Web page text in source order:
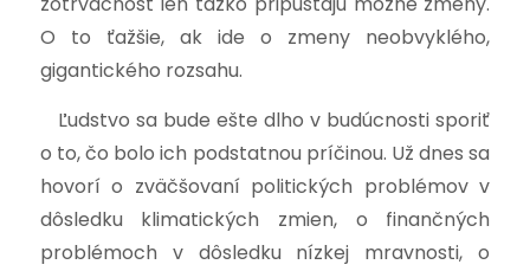
O to ťažšie, ak ide o zmeny neobvyklého,
gigantického rozsahu.
Ľudstvo sa bude ešte dlho v budúcnosti sporiť
o to, čo bolo ich podstatnou príčinou. Už dnes sa
hovorí o zväčšovaní politických problémov v
dôsledku klimatických zmien, o finančných
problémoch v dôsledku nízkej mravnosti, o